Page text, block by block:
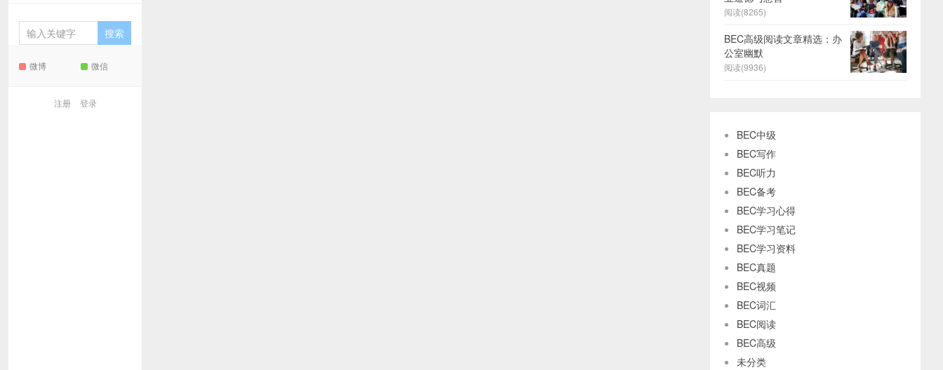
微博 微信
注册 登录
阅读(8265)
BEC高级阅读文章精选：办
公室幽默
阅读(9936)
BEC中级
BEC写作
BEC听力
BEC备考
BEC学习心得
BEC学习笔记
BEC学习资料
BEC真题
BEC视频
BEC词汇
BEC阅读
BEC高级
未分类